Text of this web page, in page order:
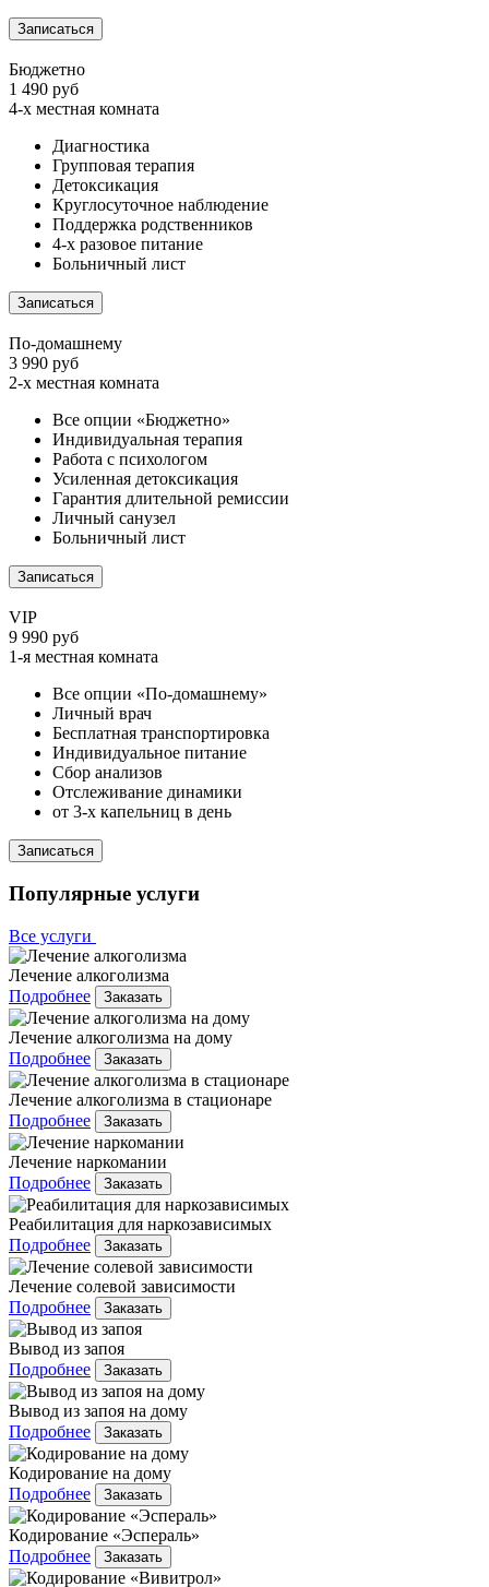
Записаться
Бюджетно
1 490 руб
4-х местная комната
Диагностика
Групповая терапия
Детоксикация
Круглосуточное наблюдение
Поддержка родственников
4-х разовое питание
Больничный лист
Записаться
По-домашнему
3 990 руб
2-х местная комната
Все опции «Бюджетно»
Индивидуальная терапия
Работа с психологом
Усиленная детоксикация
Гарантия длительной ремиссии
Личный санузел
Больничный лист
Записаться
VIP
9 990 руб
1-я местная комната
Все опции «По-домашнему»
Личный врач
Бесплатная транспортировка
Индивидуальное питание
Сбор анализов
Отслеживание динамики
от 3-х капельниц в день
Записаться
Популярные услуги
Все услуги
Лечение алкоголизма
Подробнее
Заказать
Лечение алкоголизма на дому
Подробнее
Заказать
Лечение алкоголизма в стационаре
Подробнее
Заказать
Лечение наркомании
Подробнее
Заказать
Реабилитация для наркозависимых
Подробнее
Заказать
Лечение солевой зависимости
Подробнее
Заказать
Вывод из запоя
Подробнее
Заказать
Вывод из запоя на дому
Подробнее
Заказать
Кодирование на дому
Подробнее
Заказать
Кодирование «Эспераль»
Подробнее
Заказать